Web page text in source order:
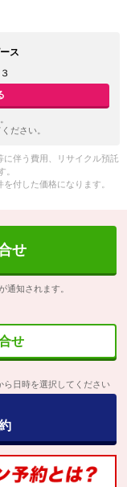
ス
ださい。
伴う費用、リサイクル預託
。
付した価格になります。
せ
通知されます。
せ
ら日時を選択してください